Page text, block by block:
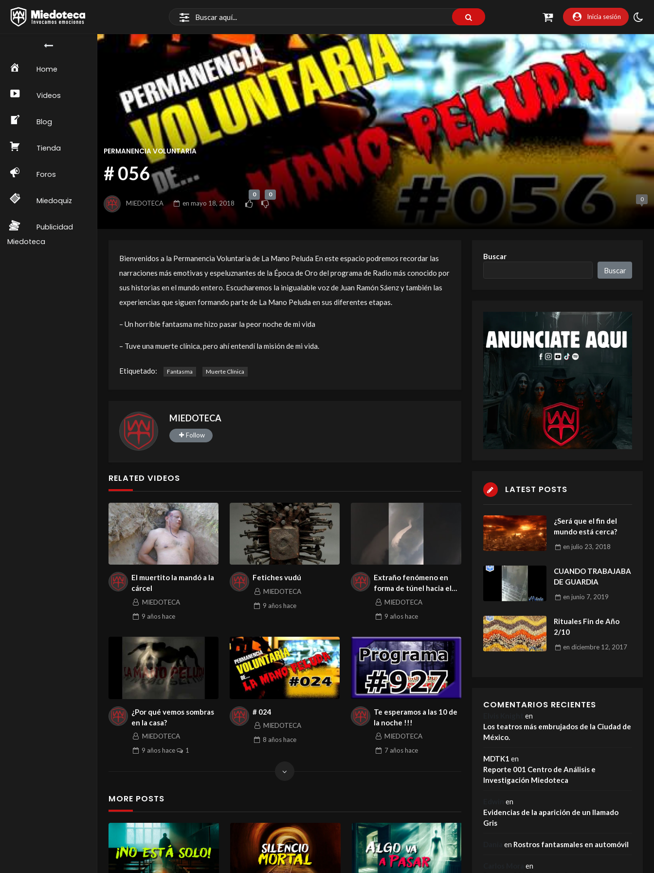
Inicia sesión
Home
Videos
Blog
Tienda
Foros
Miedoquiz
Publicidad
Miedoteca
PERMANENCIA VOLUNTARIA
# 056
MIEDOTECA en mayo 18, 2018
0 0
0
Bienvenidos a la Permanencia Voluntaria de La Mano Peluda En este espacio podremos recordar las
narraciones más emotivas y espeluznantes de la Época de Oro del programa de Radio más conocido por
sus historias en el mundo entero. Escucharemos la inigualable voz de Juan Ramón Sáenz y también las
experiencias que siguen formando parte de La Mano Peluda en sus diferentes etapas.
– Un horrible fantasma me hizo pasar la peor noche de mi vida
– Tuve una muerte clínica, pero ahí entendí la misión de mi vida.
Etiquetado: Fantasma Muerte Clínica
MIEDOTECA
Follow
RELATED VIDEOS
El muertito la mandó a la
cárcel
MIEDOTECA
9 añoshace
Fetiches vudú
MIEDOTECA
9 añoshace
Extraño fenómeno en
forma de túnel hacia el
cielo causó terror
MIEDOTECA
9 añoshace
¿Por qué vemos sombras
en la casa?
MIEDOTECA
9 añoshace 1
# 024
MIEDOTECA
8 añoshace
Te esperamos a las 10 de
la noche !!!
MIEDOTECA
7 añoshace
MORE POSTS
Buscar
Buscar
LATEST POSTS
¿Será que el fin del
mundo está cerca?
enjulio 23, 2018
CUANDO TRABAJABA
DE GUARDIA
enjunio 7, 2019
Rituales Fin de Año
2/10
en diciembre 12, 2017
COMENTARIOS RECIENTES
en
Los teatros más embrujados de la Ciudad de
México.
MDTK1 en
Reporte 001 Centro de Análisis e
Investigación Miedoteca
en
Evidencias de la aparición de un llamado
Gris
en Rostros fantasmales en automóvil
en